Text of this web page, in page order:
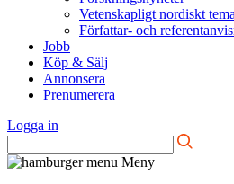
Vetenskapligt nordiskt tema
Författar- och
Jobb
Köp & Sälj
Annonsera
Prenumerera
Logga in
Meny